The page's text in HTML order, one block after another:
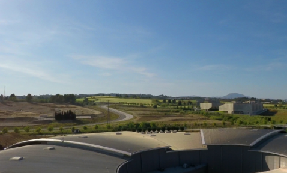
Barris per transformar les Fontetes, Quatre Cantons i
l'entorn de l'avinguda Catalunya
El FIT presenta el cartell de la seva 16a edició i dona el
tret de sortida al festival
L’Ajuntament reparteix ulleres gratuïtes per veure
l'eclipsi solar